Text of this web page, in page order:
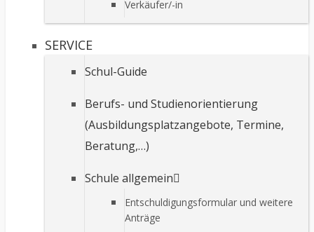
Verkäufer/-in
SERVICE
Schul-Guide
Berufs- und Studienorientierung
(Ausbildungsplatzangebote, Termine,
Beratung,…)
Schule allgemein
Entschuldigungsformular und weitere
Anträge